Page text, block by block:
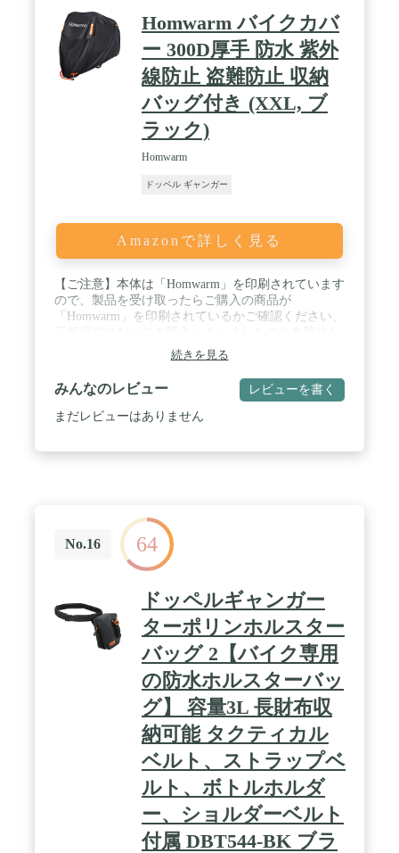
平らでないと中央のボタンが押せない事がありま
す。iPhone15/14/13シリーズ等のカメラが出っ張っ
ている機種はスマホケースで平らにしていただく事
でご使用頂けます。■非対応機種：京セラ Torque(厚
い)、Sony Xperia(縦長)、iPhone15/14、Pixel7/6（カ
メラの突き出し） / 【17mmボールマウント】 強
度、対劣化性に優れたアルミニウム合金製マウン
ト。バイクや自転車の振動にもしっかりと姿勢を保
つ安定感。いつでも自由自在に縦横、角度の調整が
可能。ハンドルバーが無い車種に対応できる強化樹
ラーアダプターが必要になる場合があります）。振
構造です。完全固定が条件の方は1インチボールタ
イプを選択してください。 / 【商品仕様】 ■ホルダ
85mm、厚さ12mm、縦横比1：2（縦長のスマートフ
ォンは幅が余ります。） ■材質：アルミニウム合金
(マウント)+ポリカーボネート+ABS ■重量：150g ■
(17mmボール/32mm/幅15mm)、ミラーマウント(ク
ランプ22mm/M10/厚7mm)、径変換アタッチメント
(12/22/25.4mm)、2mmラバーテープ、六角レンチ■取
扱説明書（オンラインのみ）：環境負荷の軽減を目
指した脱炭素化への取り組みとして、紙媒体での同
事で不測の事態に備える事をおすすめしています。
/ "【メーカー保証】 ■メーカー保証期間：１年（ご
購入日と同日が期限） カエディアではお客様にご満
足頂ける様、販売後もサポートさせて頂きます。 商
品のご不明な点はもちろん、バイクへのお取り付け
に関するご相談は、国家整備資格を保有したスタッ
フがおりますので、専門知識に対しても的確に対応
させて頂きます。 万一、製品不良に起因する不具合
と診断される場合は、弊社のメーカー保証規定に基
づき審議させて頂き、メーカー保証による無償での
修理、交換を行わせて頂きます。業務用に使用され
る際は、メーカー保証期間を半分の期間とさせて頂
きます（例：メーカー保証期間が1年の場合、6ヶ月
となり、ご購入日の月に6ヶ月を加算した同日が期
限）詳細は公式サイト内メーカー保証規定をご覧下
さい。 お取り付け後、ご使用後でも、対応させて頂
きます。日本メーカーとして、おもてなしの心で対
応致します。先ずはお気軽にご相談下さい。"
Homwarm バイクカバ
ー 300D厚手 防水 紫外
線防止 盗難防止 収納
バッグ付き (XXL, ブ
ラック)
Homwarm
ドッペル ギャンガー
Amazonで詳しく見る
【ご注意】本体は「Homwarm」を印刷されています
ので、製品を受け取ったらご購入の商品が
「Homwarm」を印刷されているかご確認ください、
ます。 / 【高品質の素材】300Dオックス生地という
厚手の素材を使っている、耐水圧2000pa、カバー本
体のみの重さは866g、とても丈夫です、 耐久性が高
い。 / 【優れる防水性】製品二枚布の縫製の糸には
防水処理が施しておる、内側表面にはポリウレタン
安全性を考えると、背面に警告反射テープを二枚追
加される、またはチェーンロックの穴が前後両方も
付く、錆びやすい金属製の穴に比べて、こちらが採
用された布の縫製の穴の方がいい。裾を絞るゴムと
ワンタッチバックル付きの設計で、カバー飛びをよ
くに防止。 / 【製品仕様】サイズ：
245*125*105cm、ほぼ様々すべてのバイクをカバー
可能、専用の収納バッグがついているため、持ち運
びやすい。製品は一年間品質保証、使用中に何か問
題があれば、商品を開封しても、こちらは商品交
換、返品、返金など対応が可能です、24時間のカス
タマーサービスを提供します、お気軽にお問合わせ
てください。知っておいていただきたいこと：製品
の累計使用時間や使用環境によっては、何らかの不
具合が生じる可能性があります。
続きを見る
みんなのレビュー レビューを書く
まだレビューはありません
No.16 64
ドッペルギャンガー
ターポリンホルスター
バッグ 2【バイク専用
の防水ホルスターバッ
グ】 容量3L 長財布収
納可能 タクティカル
ベルト、ストラップベ
ルト、ボトルホルダ
ー、ショルダーベルト
付属 DBT544-BK ブラ